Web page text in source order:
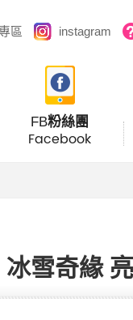
區 instagram
FB粉絲團
Facebook
冰雪奇緣